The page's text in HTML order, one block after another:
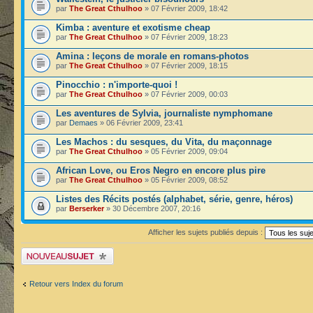
par The Great Cthulhoo » 07 Février 2009, 18:42
Kimba : aventure et exotisme cheap
par The Great Cthulhoo » 07 Février 2009, 18:23
Amina : leçons de morale en romans-photos
par The Great Cthulhoo » 07 Février 2009, 18:15
Pinocchio : n'importe-quoi !
par The Great Cthulhoo » 07 Février 2009, 00:03
Les aventures de Sylvia, journaliste nymphomane
par Demaes » 06 Février 2009, 23:41
Les Machos : du sesques, du Vita, du maçonnage
par The Great Cthulhoo » 05 Février 2009, 09:04
African Love, ou Eros Negro en encore plus pire
par The Great Cthulhoo » 05 Février 2009, 08:52
Listes des Récits postés (alphabet, série, genre, héros)
par Berserker» 30 Décembre 2007, 20:16
Afficher les sujets publiés depuis :
Publier un nouveau sujet
Retour vers Index du forum